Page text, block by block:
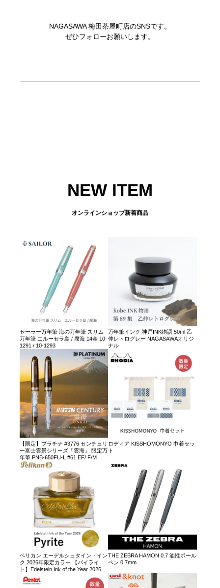
NAGASAWA 梅田茶屋町店のSNSです。
ぜひフォローお願いします。
NEW ITEM
オンラインショップ新着商品
セーラー万年筆 海の万年筆 スリム
万年筆 エルーセラ島 / 腐海 14金 10-
1291 / 10-1293
万年筆インク 神戸INK物語 50ml 乙
仲レトログレー NAGASAWAオリジ
ナル
【限定】プラチナ #3776 センチュリ
ー富士雲景シリーズ「雲海」 限定万
年筆 PNB-650FU-L #61 EF/ F/M
ロディア KISSHOMONYO 巾着セッ
ト
ペリカン エーデルシュタイン・イン
ク 2026年限定カラー 【パイライ
ト】Edelstein Ink of the Year 2026
THE ZEBRA HAMON 0.7 油性ボール
ペン 0.7mm